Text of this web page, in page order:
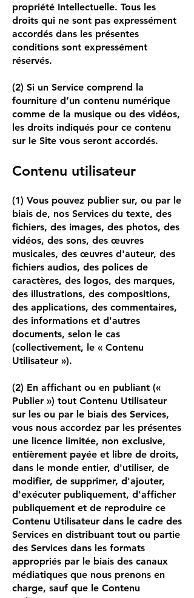
propriété Intellectuelle. Tous les
droits qui ne sont pas expressément
accordés dans les présentes
conditions sont expressément
réservés.
(2) Si un Service comprend la
fourniture d’un contenu numérique
comme de la musique ou des vidéos,
les droits indiqués pour ce contenu
sur le Site vous seront accordés.
Contenu utilisateur
(1) Vous pouvez publier sur, ou par le
biais de, nos Services du texte, des
fichiers, des images, des photos, des
vidéos, des sons, des œuvres
musicales, des œuvres d'auteur, des
fichiers audios, des polices de
caractères, des logos, des marques,
des illustrations, des compositions,
des applications, des commentaires,
des informations et d'autres
documents, selon le cas
(collectivement, le « Contenu
Utilisateur »).
(2) En affichant ou en publiant («
Publier ») tout Contenu Utilisateur
sur les ou par le biais des Services,
vous nous accordez par les présentes
une licence limitée, non exclusive,
entièrement payée et libre de droits,
dans le monde entier, d'utiliser, de
modifier, de supprimer, d'ajouter,
d'exécuter publiquement, d'afficher
publiquement et de reproduire ce
Contenu Utilisateur dans le cadre des
Services en distribuant tout ou partie
des Services dans les formats
appropriés par le biais des canaux
médiatiques que nous prenons en
charge, sauf que le Contenu